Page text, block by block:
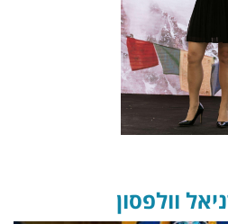
וולפסון